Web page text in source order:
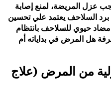
عزل المريضة، لمنع إصابة
السلاحف يعتمد علي تحسين
حيوي للسلاحف بانتظام
هل المرض في بداياته أم
من المرض (علاج